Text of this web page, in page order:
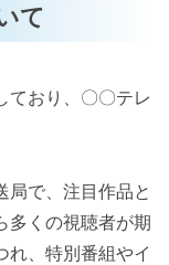
て
ており、〇〇テレ
局で、注目作品と
多くの視聴者が期
れ、特別番組やイ